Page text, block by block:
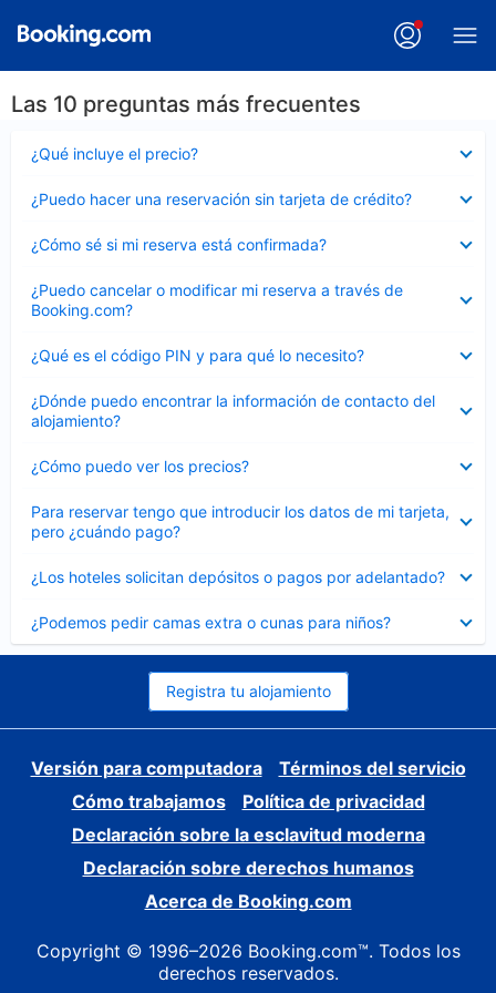
Las 10 preguntas más frecuentes
¿Qué incluye el precio?
cerrado
¿Puedo hacer una reservación sin tarjeta de crédito?
cerrado
¿Cómo sé si mi reserva está confirmada?
cerrado
¿Puedo cancelar o modificar mi reserva a través de
Booking.com?
cerrado
¿Qué es el código PIN y para qué lo necesito?
cerrado
¿Dónde puedo encontrar la información de contacto del
alojamiento?
cerrado
¿Cómo puedo ver los precios?
cerrado
Para reservar tengo que introducir los datos de mi tarjeta,
pero ¿cuándo pago?
cerrado
¿Los hoteles solicitan depósitos o pagos por adelantado?
cerrado
¿Podemos pedir camas extra o cunas para niños?
cerrado
Registra tu alojamiento
Versión para computadora
Términos del servicio
Cómo trabajamos
Política de privacidad
Declaración sobre la esclavitud moderna
Declaración sobre derechos humanos
Acerca de Booking.com
Copyright © 1996–2026 Booking.com™. Todos los
derechos reservados.